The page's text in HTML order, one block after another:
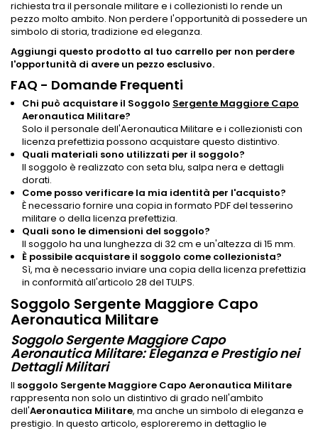
richiesta tra il personale militare e i collezionisti lo rende un
pezzo molto ambito. Non perdere l'opportunità di possedere un
simbolo di storia, tradizione ed eleganza.
Aggiungi questo prodotto al tuo carrello per non perdere
l'opportunità di avere un pezzo esclusivo.
FAQ - Domande Frequenti
Chi può acquistare il Soggolo Sergente Maggiore Capo
Aeronautica Militare?
Solo il personale dell'Aeronautica Militare e i collezionisti con
licenza prefettizia possono acquistare questo distintivo.
Quali materiali sono utilizzati per il soggolo?
Il soggolo è realizzato con seta blu, salpa nera e dettagli
dorati.
Come posso verificare la mia identità per l'acquisto?
È necessario fornire una copia in formato PDF del tesserino
militare o della licenza prefettizia.
Quali sono le dimensioni del soggolo?
Il soggolo ha una lunghezza di 32 cm e un'altezza di 15 mm.
È possibile acquistare il soggolo come collezionista?
Sì, ma è necessario inviare una copia della licenza prefettizia
in conformità all'articolo 28 del TULPS.
Soggolo Sergente Maggiore Capo
Aeronautica Militare
Soggolo Sergente Maggiore Capo
Aeronautica Militare: Eleganza e Prestigio nei
Dettagli Militari
Il soggolo Sergente Maggiore Capo Aeronautica Militare
rappresenta non solo un distintivo di grado nell'ambito
dell'Aeronautica Militare, ma anche un simbolo di eleganza e
prestigio. In questo articolo, esploreremo in dettaglio le